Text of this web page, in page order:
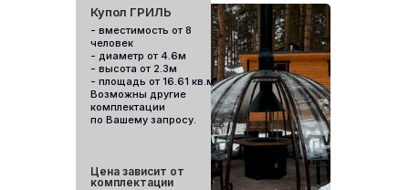
- вместимость от 8
человек
- диаметр от 4.6м
- высота от 2.3м
- площадь от 16.61 кв.м
Возможны другие
комплектации
по Вашему запросу.
Купол ГРИЛЬ
Цена зависит от
комплектации